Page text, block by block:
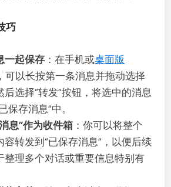
巧
一起保存 ：在手机或桌面版
可以长按第一条消息并拖动选择
后选择“转发”按钮，将选中的消息
保存消息”中。
息”作为收件箱 ：你可以将整个
容转发到“已保存消息”，以便后续
整理多个对话或重要信息特别有